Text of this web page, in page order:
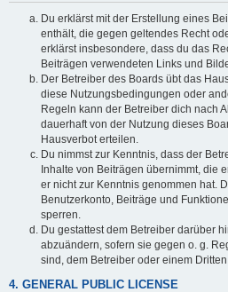
Du erklärst mit der Erstellung eines
enthält, die gegen geltendes Recht
erklärst insbesondere, dass du das
Beiträgen verwendeten Links und
Der Betreiber des Boards übt das
diese Nutzungsbedingungen oder
Regeln kann der Betreiber dich nach
dauerhaft von der Nutzung dieses
Hausverbot erteilen.
Du nimmst zur Kenntnis, dass der
Inhalte von Beiträgen übernimmt, die
er nicht zur Kenntnis genommen hat.
Benutzerkonto, Beiträge und
sperren.
Du gestattest dem Betreiber darüber
abzuändern, sofern sie gegen o. g.
sind, dem Betreiber oder einem
4. GENERAL PUBLIC LICENSE